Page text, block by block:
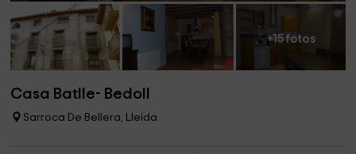
+15 fotos
Casa Batlle- Bedoll
Sarroca De Bellera, Lleida